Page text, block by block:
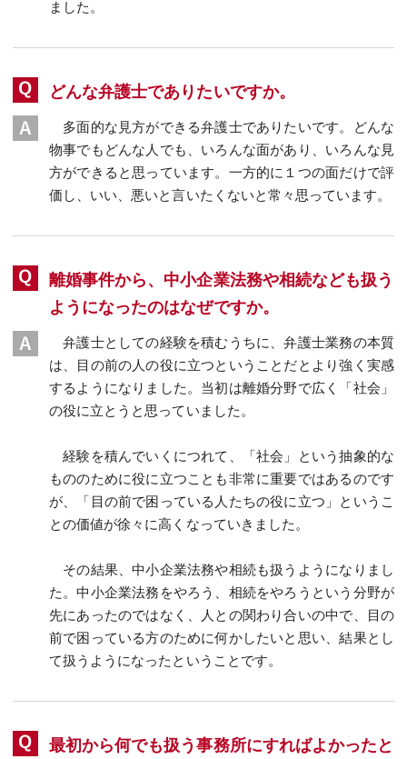
ました。
どんな弁護士でありたいですか。
多面的な見方ができる弁護士でありたいです。どんな
物事でもどんな人でも、いろんな面があり、いろんな見
方ができると思っています。一方的に１つの面だけで評
価し、いい、悪いと言いたくないと常々思っています。
離婚事件から、中小企業法務や相続なども扱う
ようになったのはなぜですか。
弁護士としての経験を積むうちに、弁護士業務の本質
は、目の前の人の役に立つということだとより強く実感
するようになりました。当初は離婚分野で広く「社会」
の役に立とうと思っていました。
経験を積んでいくにつれて、「社会」という抽象的な
もののために役に立つことも非常に重要ではあるのです
が、「目の前で困っている人たちの役に立つ」というこ
との価値が徐々に高くなっていきました。
その結果、中小企業法務や相続も扱うようになりまし
た。中小企業法務をやろう、相続をやろうという分野が
先にあったのではなく、人との関わり合いの中で、目の
前で困っている方のために何かしたいと思い、結果とし
て扱うようになったということです。
最初から何でも扱う事務所にすればよかったと